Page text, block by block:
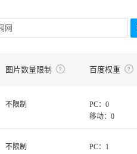
图片数量限制 百度权重
不限制
PC：0
移动：0
不限制
PC：1